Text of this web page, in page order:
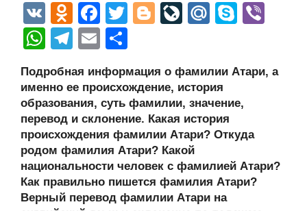
V
K
O
d
n
o
kl
a
ss
ni
ki
F
a
c
e
b
o
o
k
T
er
Bl
g
er
Li
J
o
ur
n
al
M
u
S
e
W
at
s
A
p
p
T
e
gr
a
m
E
ail р
а
в
и
ть
Подробная информация о фамилии Атари, а
именно ее происхождение, история
образования, суть фамилии, значение,
перевод и склонение. Какая история
происхождения фамилии Атари? Откуда
родом фамилия Атари? Какой
национальности человек с фамилией Атари?
Как правильно пишется фамилия Атари?
Верный перевод фамилии Атари на